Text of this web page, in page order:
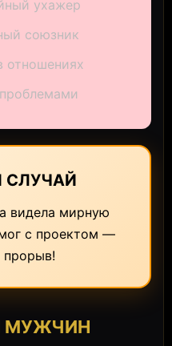
ухажер
союзник
отношениях
СЛУЧАЙ
видела мирную
с проектом —
прорыв!
МУЖЧИН